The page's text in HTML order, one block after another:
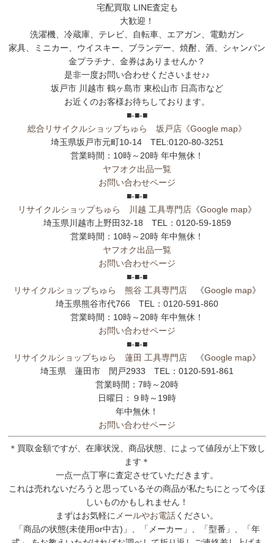
宅配買取 LINE査定も
大歓迎！
洗濯機、冷蔵庫、テレビ、自転車、エアガン、電動ガン
家具、ミニカー、ウイスキー、ブランデー、焼酎、酒、シャンパン
金プラチナ、金券はありませんか？
是非一度お問い合わせくださいませ♪♪
坂戸市 川越市 鶴ヶ島市 東松山市 日高市など
お近くのお客様お待ちしております。
■-■-■
総合リサイクルショップちゅら 坂戸店 《Google map》
埼玉県坂戸市元町10-14 TEL:0120-80-3251
営業時間：10時～20時 年中無休！
ヤフオク出品一覧
お問い合わせページ
■-■-■
リサイクルショップちゅら 川越 工具専門店 《Google map》
埼玉県川越市上野田32-18 TEL：0120-59-1859
営業時間：10時～20時 年中無休！
ヤフオク出品一覧
お問い合わせページ
■-■-■
リサイクルショップちゅら 熊谷 工具専門店 《Google map》
埼玉県熊谷市代766 TEL：0120-591-860
営業時間：10時～20時 年中無休！
お問い合わせページ
■-■-■
リサイクルショップちゅら 蓮田 工具専門店 《Google map》
埼玉県 蓮田市 閏戸2933 TEL：0120-591-861
営業時間：7時～20時
日曜日：９時～19時
年中無休！
お問い合わせページ
＊買取金額ですが、在庫状況、商品状態、によって値段が上下致し
ます＊
一点一点丁寧に査定させていただきます。
これは売れないだろうと思っているその商品が私たちにとって今ほ
しいものかもしれません！
まずはお気軽にメールやお電話ください。
「商品の状態(未使用or中古)」、「メーカー」、「型番」、「年